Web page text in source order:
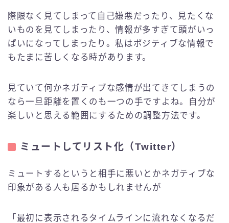
際限なく見てしまって自己嫌悪だったり、見たくな
いものを見てしまったり、情報が多すぎて頭がいっ
ぱいになってしまったり。私はポジティブな情報で
もたまに苦しくなる時があります。
見ていて何かネガティブな感情が出てきてしまうの
なら一旦距離を置くのも一つの手ですよね。自分が
楽しいと思える範囲にするための調整方法です。
ミュートしてリスト化（Twitter）
ミュートするというと相手に悪いとかネガティブな
印象がある人も居るかもしれませんが
「最初に表示されるタイムラインに流れなくなるだ